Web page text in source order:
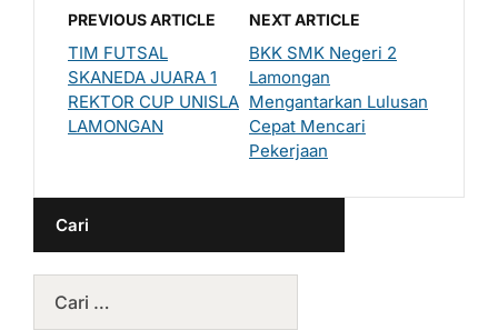
PREVIOUS ARTICLE
TIM FUTSAL
SKANEDA JUARA 1
REKTOR CUP UNISLA
LAMONGAN
NEXT ARTICLE
BKK SMK Negeri 2
Lamongan
Mengantarkan Lulusan
Cepat Mencari
Pekerjaan
Cari